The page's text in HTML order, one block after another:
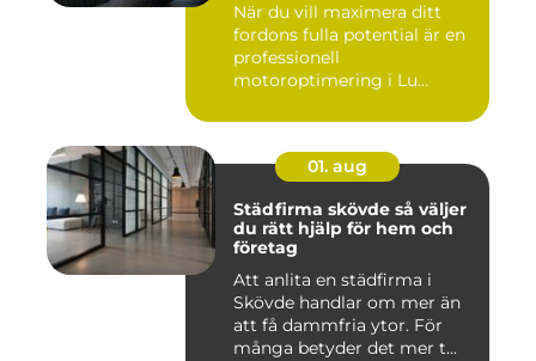
När du vill maximera ditt
fordons fulla potential är en
professionell
motoroptimering i Lu...
01. aug
Städfirma skövde så väljer
du rätt hjälp för hem och
företag
Att anlita en städfirma i
Skövde handlar om mer än
att få dammfria ytor. För
många betyder det mer t...